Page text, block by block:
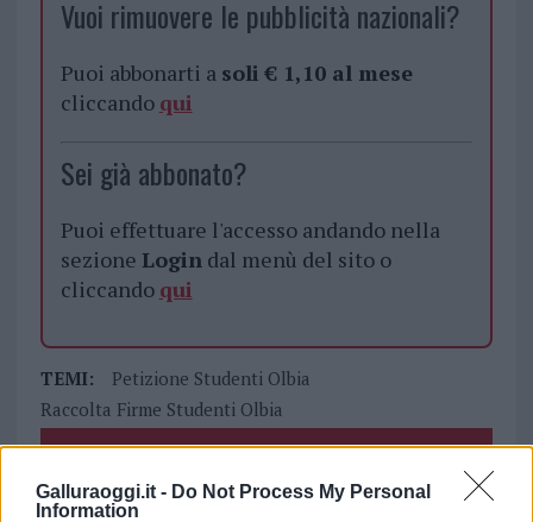
Galluraoggi.it - Do Not Process My Personal
Information
Vuoi rimuovere le pubblicità nazionali?
Puoi abbonarti a soli € 1,10 al mese
cliccando qui
Sei già abbonato?
Puoi effettuare l'accesso andando nella
sezione Logindal menù del sito o
cliccando qui
TEMI:
Petizione Studenti Olbia
Raccolta Firme Studenti Olbia
i tuoi video e le tue foto